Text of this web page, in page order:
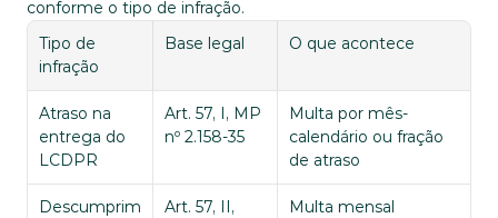
conforme o tipo de infração.
Tipo de
infração
Base legal O que acontece
Atraso na
entrega do
LCDPR
Art. 57, I, MP
nº 2.158-35
Multa por mês-
calendário ou fração
de atraso
Descumprim
Art. 57, II,
Multa mensal